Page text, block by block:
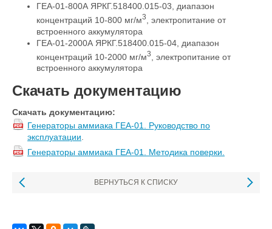
ГЕА-01-800А ЯРКГ.518400.015-03, диапазон
концентраций 10-800 мг/м3
, электропитание от
встроенного аккумулятора
ГЕА-01-2000А ЯРКГ.518400.015-04, диапазон
концентраций 10-2000 мг/м3
, электропитание от
встроенного аккумулятора
Скачать документацию
Скачать документацию:
Генераторы аммиака ГЕА-01. Руководство по
эксплуатации.
Генераторы аммиака ГЕА-01. Методика поверки.
ВЕРНУТЬСЯ К СПИСКУ